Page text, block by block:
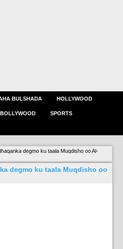
BULSHADA HOLLYWOOD
BOLLYWOOD SPORTS
degmo ku taala Muqdisho oo Al-
degmo ku taala Muqdisho oo